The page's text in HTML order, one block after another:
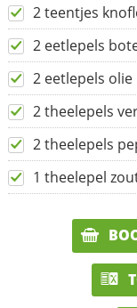
2 teentjes
2 eetlepels
2 eetlepels olie
2 theelepels
2 theelepels
1 theelepel